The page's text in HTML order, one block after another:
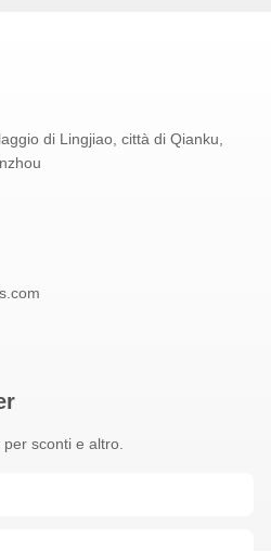
di Lingjiao, città di Qianku,
sconti e altro.